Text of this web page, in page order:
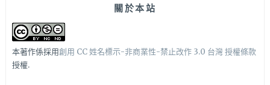
關於本站
本著作係採用創用 CC 姓名標示-非商業性-禁止改作 3.0 台灣 授權條款
授權.